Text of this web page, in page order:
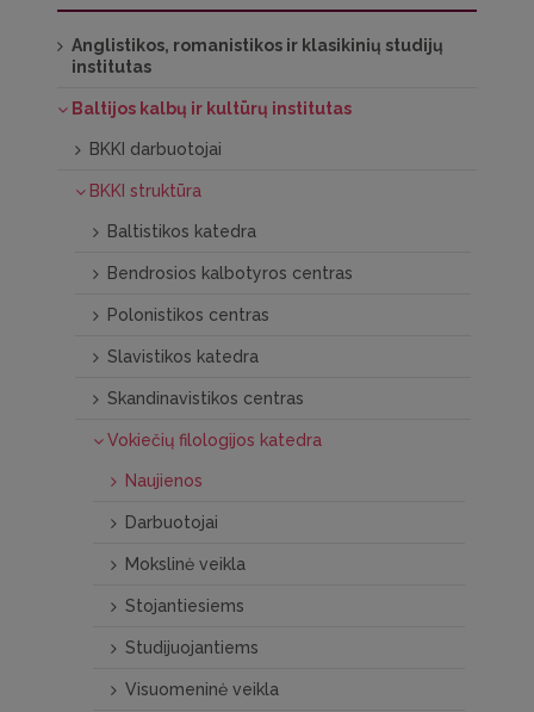
Anglistikos, romanistikos ir klasikinių studijų
institutas
Baltijos kalbų ir kultūrų institutas
BKKI darbuotojai
BKKI struktūra
Baltistikos katedra
Bendrosios kalbotyros centras
Polonistikos centras
Slavistikos katedra
Skandinavistikos centras
Vokiečių filologijos katedra
Naujienos
Darbuotojai
Mokslinė veikla
Stojantiesiems
Studijuojantiems
Visuomeninė veikla